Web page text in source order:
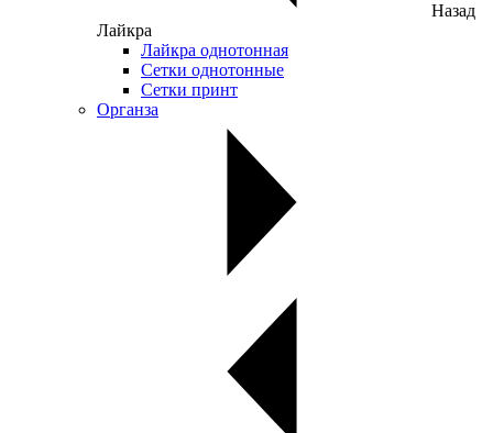
Назад
Лайкра
Лайкра однотонная
Сетки однотонные
Сетки принт
Органза